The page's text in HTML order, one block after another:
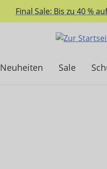
Final Sale: Bis zu 40 %
Neuheiten Sale